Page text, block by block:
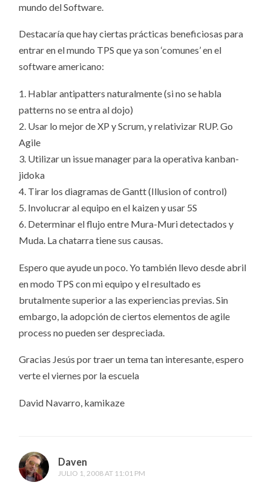
mundo del Software.
Destacaría que hay ciertas prácticas beneficiosas para
entrar en el mundo TPS que ya son ‘comunes’ en el
software americano:
1. Hablar antipatters naturalmente (si no se habla
patterns no se entra al dojo)
2. Usar lo mejor de XP y Scrum, y relativizar RUP. Go
Agile
3. Utilizar un issue manager para la operativa kanban-
jidoka
4. Tirar los diagramas de Gantt (Illusion of control)
5. Involucrar al equipo en el kaizen y usar 5S
6. Determinar el flujo entre Mura-Muri detectados y
Muda. La chatarra tiene sus causas.
Espero que ayude un poco. Yo también llevo desde abril
en modo TPS con mi equipo y el resultado es
brutalmente superior a las experiencias previas. Sin
embargo, la adopción de ciertos elementos de agile
process no pueden ser despreciada.
Gracias Jesús por traer un tema tan interesante, espero
verte el viernes por la escuela
David Navarro, kamikaze
Daven
JULIO 1, 2008 AT 11:01 PM